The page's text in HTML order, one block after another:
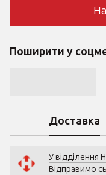
Поширити у
Доставка
У відділення
Відправимо